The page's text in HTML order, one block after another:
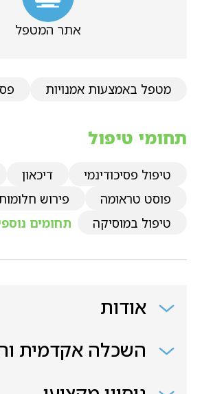
אתר המטפל
מטפל באמצעות אמנויות
תחומי טיפול
טיפול פסיכודינמי דיכאון
פוסט טראומה
פירוש
טיפול במוסיקה
תחומים
אודות
השכלה אקדמית